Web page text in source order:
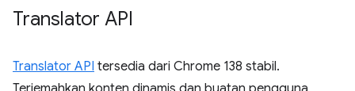
Translator API
Translator API tersedia dari Chrome 138 stabil.